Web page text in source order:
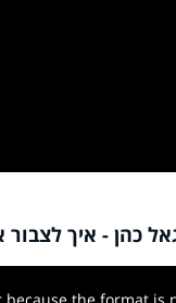
כהן - איך
the format is